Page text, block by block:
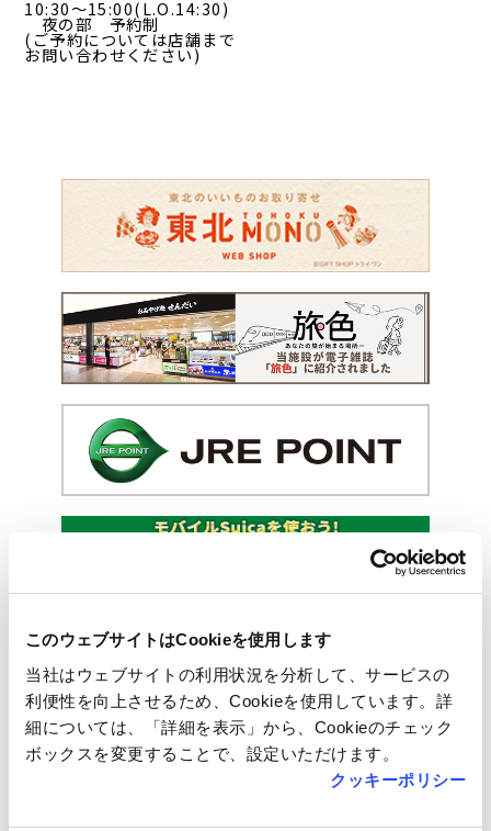
このウェブサイトはCookieを使用します
当社はウェブサイトの利用状況を分析して、サービスの
利便性を向上させるため、Cookieを使用しています。詳
細については、「詳細を表示」から、Cookieのチェック
ボックスを変更することで、設定いただけます。
クッキーポリシー
10:30～15:00(L.O.14:30)
夜の部 予約制
(ご予約については店舗まで
お問い合わせください)